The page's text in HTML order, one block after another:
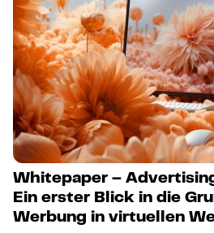
Whitepaper –
Ein erster Blick in die
Werbung in virtuellen